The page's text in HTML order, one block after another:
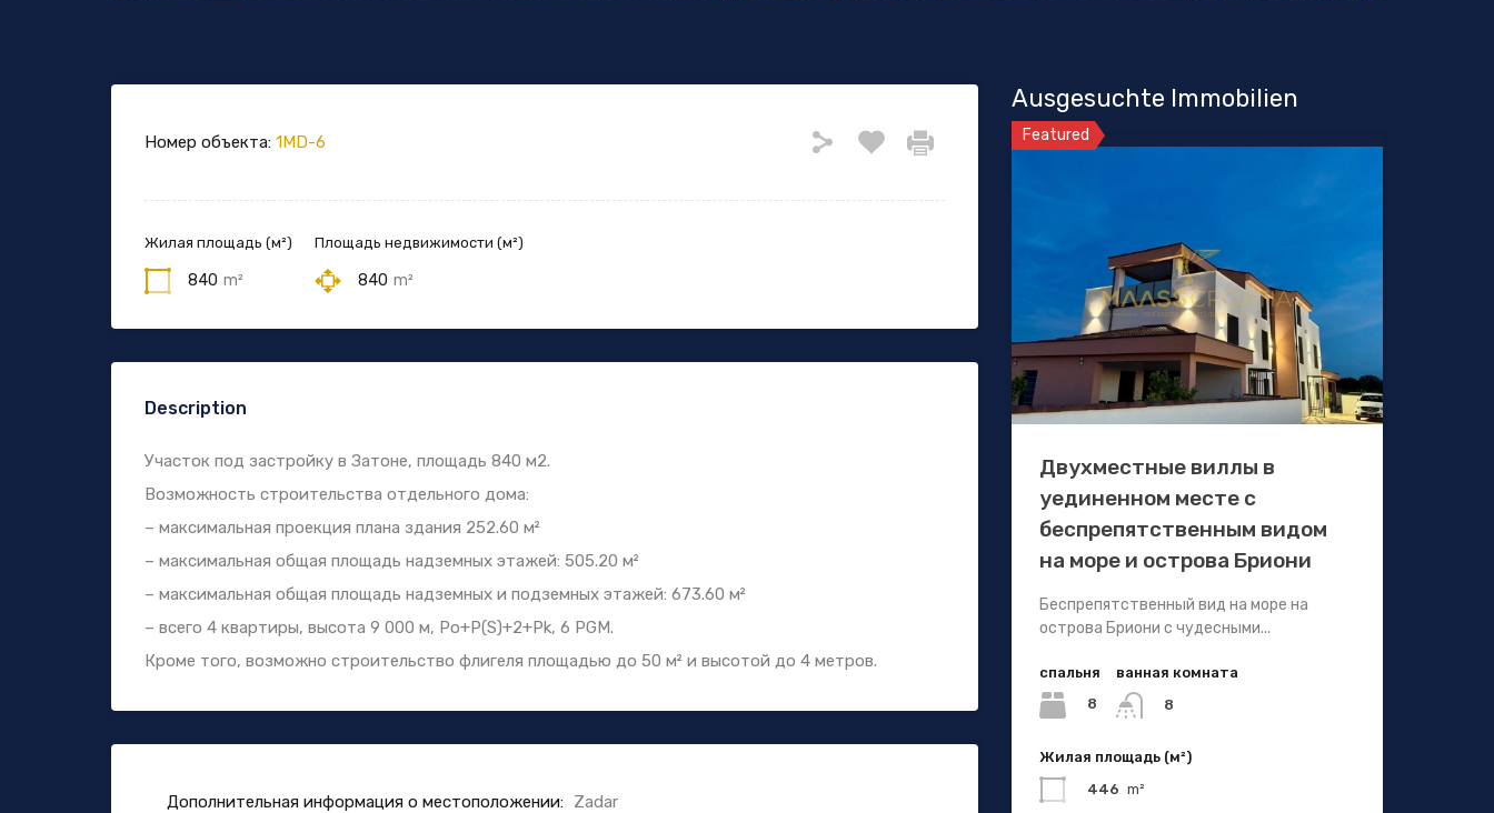
Номер объекта: 1MD-6
Жилая площадь (м²)
840 m²
Площадь недвижимости (м²)
840 m²
Description
Участок под застройку в Затоне, площадь 840 м2.
Возможность строительства отдельного дома:
– максимальная проекция плана здания 252.60 м²
– максимальная общая площадь надземных этажей: 505.20 м²
– максимальная общая площадь надземных и подземных этажей: 673.60 м²
– всего 4 квартиры, высота 9 000 м, Po+P(S)+2+Pk, 6 PGM.
Кроме того, возможно строительство флигеля площадью до 50 м² и высотой до 4 метров.
Дополнительная информация о местоположении: Zadar
Ausgesuchte Immobilien
Featured
Двухместные виллы в
уединенном месте с
беспрепятственным видом
на море и острова Бриони
Беспрепятственный вид на море на
острова Бриони с чудесными...
спальня
8
ванная комната
8
Жилая площадь (м²)
446 m²